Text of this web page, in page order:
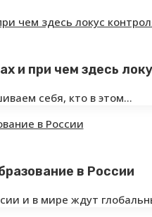
и при чем здесь
себя, кто в этом…
в России
и в мире ждут